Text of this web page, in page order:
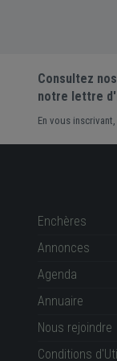
Consultez
notre lettre
En vous
Enchères
Annonces
Agenda
Annuaire
Nous rejoindre
Conditions